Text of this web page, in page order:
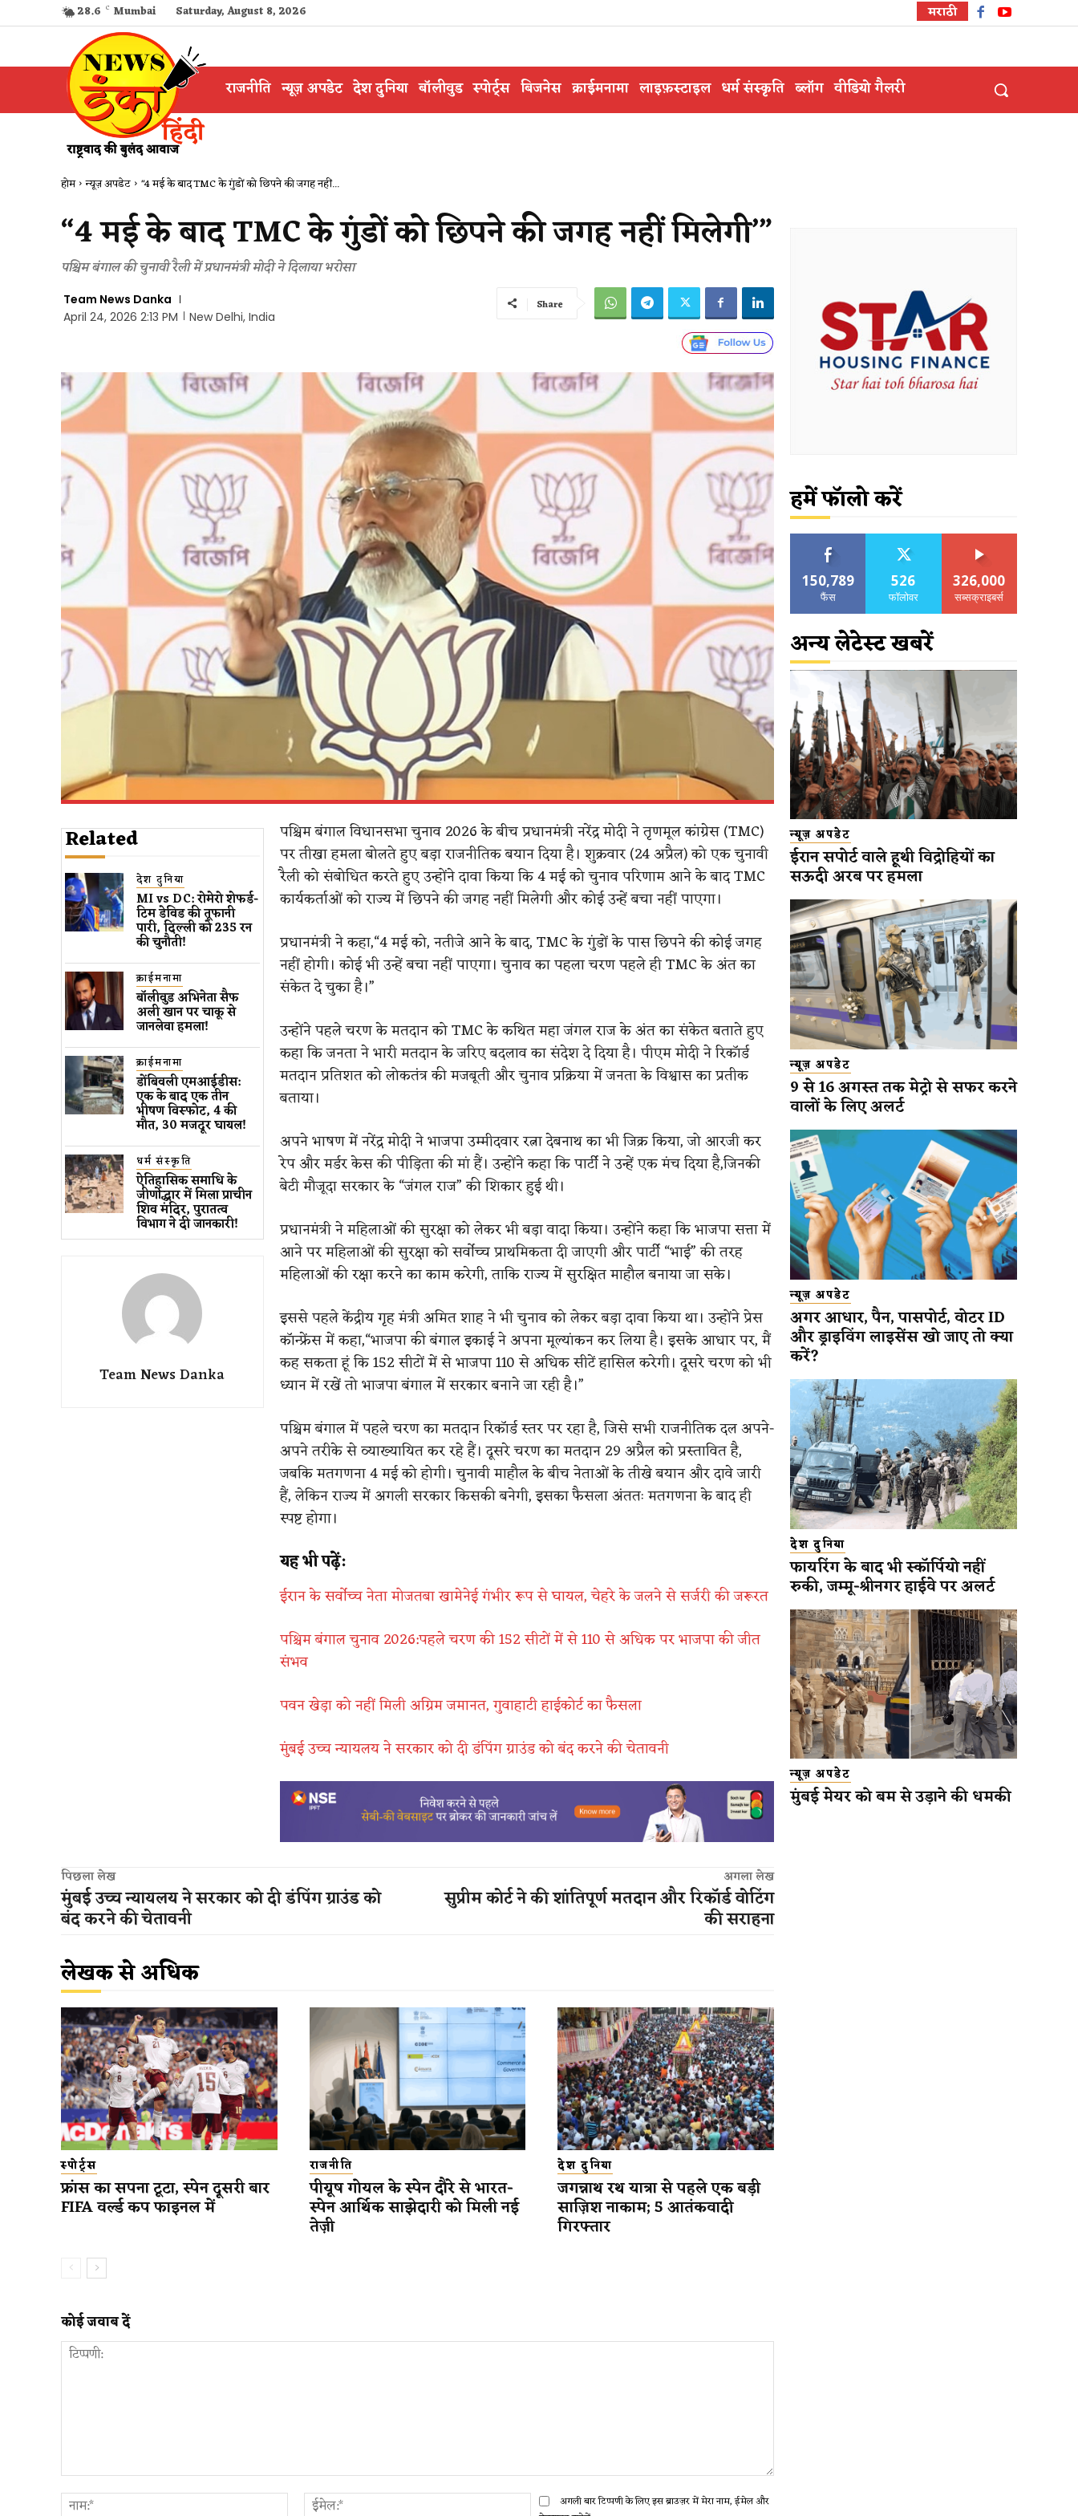
28.6 C Mumbai Saturday, August 8, 2026 मराठी
राजनीति न्यूज़ अपडेट देश दुनिया बॉलीवुड स्पोर्ट्स बिजनेस क्राईमनामा लाइफ़स्टाइल धर्म संस्कृति ब्लॉग वीडियो गैलरी
होम न्यूज़ अपडेट "4 मई के बाद TMC के गुंडों को छिपने की जगह नहीं...
“4 मई के बाद TMC के गुंडों को छिपने की जगह नहीं मिलेगी’”
पश्चिम बंगाल की चुनावी रैली में प्रधानमंत्री मोदी ने दिलाया भरोसा
Team News Danka
April 24, 2026 2:13 PM
New Delhi, India
Share
Related
देश दुनिया
MI vs DC: रोमेरो शेफर्ड-
टिम डेविड की तूफानी
पारी, दिल्ली को 235 रन
की चुनौती!
क्राईमनामा
बॉलीवुड​ अभिनेता सैफ
अली खान पर चाकू से ​
जानलेवा हमला​!
क्राईमनामा
डोंबिवली एमआईडीस:
एक के बाद एक तीन
भीषण विस्फोट, 4 की
मौत, 30 मजदूर घायल!
धर्म संस्कृति
ऐतिहासिक समाधि के
जीर्णोद्धार में मिला प्राचीन
शिव मंदिर, पुरातत्व
विभाग ने दी जानकारी!
Team News Danka
पश्चिम बंगाल विधानसभा चुनाव 2026 के बीच प्रधानमंत्री नरेंद्र मोदी ने तृणमूल कांग्रेस (TMC)
पर तीखा हमला बोलते हुए बड़ा राजनीतिक बयान दिया है। शुक्रवार (24 अप्रैल) को एक चुनावी
रैली को संबोधित करते हुए उन्होंने दावा किया कि 4 मई को चुनाव परिणाम आने के बाद TMC
कार्यकर्ताओं को राज्य में छिपने की जगह नहीं मिलेगी और कोई उन्हें बचा नहीं पाएगा।
प्रधानमंत्री ने कहा,“4 मई को, नतीजे आने के बाद, TMC के गुंडों के पास छिपने की कोई जगह
नहीं होगी। कोई भी उन्हें बचा नहीं पाएगा। चुनाव का पहला चरण पहले ही TMC के अंत का
संकेत दे चुका है।”
उन्होंने पहले चरण के मतदान को TMC के कथित महा जंगल राज के अंत का संकेत बताते हुए
कहा कि जनता ने भारी मतदान के जरिए बदलाव का संदेश दे दिया है। पीएम मोदी ने रिकॉर्ड
मतदान प्रतिशत को लोकतंत्र की मजबूती और चुनाव प्रक्रिया में जनता के विश्वास का प्रतीक
बताया।
अपने भाषण में नरेंद्र मोदी ने भाजपा उम्मीदवार रत्ना देबनाथ का भी जिक्र किया, जो आरजी कर
रेप और मर्डर केस की पीड़िता की मां हैं। उन्होंने कहा कि पार्टी ने उन्हें एक मंच दिया है,जिनकी
बेटी मौजूदा सरकार के “जंगल राज” की शिकार हुई थी।
प्रधानमंत्री ने महिलाओं की सुरक्षा को लेकर भी बड़ा वादा किया। उन्होंने कहा कि भाजपा सत्ता में
आने पर महिलाओं की सुरक्षा को सर्वोच्च प्राथमिकता दी जाएगी और पार्टी “भाई” की तरह
महिलाओं की रक्षा करने का काम करेगी, ताकि राज्य में सुरक्षित माहौल बनाया जा सके।
इससे पहले केंद्रीय गृह मंत्री अमित शाह ने भी चुनाव को लेकर बड़ा दावा किया था। उन्होंने प्रेस
कॉन्फ्रेंस में कहा,“भाजपा की बंगाल इकाई ने अपना मूल्यांकन कर लिया है। इसके आधार पर, मैं
कह सकता हूं कि 152 सीटों में से भाजपा 110 से अधिक सीटें हासिल करेगी। दूसरे चरण को भी
ध्यान में रखें तो भाजपा बंगाल में सरकार बनाने जा रही है।”
पश्चिम बंगाल में पहले चरण का मतदान रिकॉर्ड स्तर पर रहा है, जिसे सभी राजनीतिक दल अपने-
अपने तरीके से व्याख्यायित कर रहे हैं। दूसरे चरण का मतदान 29 अप्रैल को प्रस्तावित है,
जबकि मतगणना 4 मई को होगी। चुनावी माहौल के बीच नेताओं के तीखे बयान और दावे जारी
हैं, लेकिन राज्य में अगली सरकार किसकी बनेगी, इसका फैसला अंततः मतगणना के बाद ही
स्पष्ट होगा।
यह भी पढ़ें:
ईरान के सर्वोच्च नेता मोजतबा खामेनेई गंभीर रूप से घायल, चेहरे के जलने से सर्जरी की जरूरत
पश्चिम बंगाल चुनाव 2026:पहले चरण की 152 सीटों में से 110 से अधिक पर भाजपा की जीत
संभव
पवन खेड़ा को नहीं मिली अग्रिम जमानत, गुवाहाटी हाईकोर्ट का फैसला
मुंबई उच्च न्यायलय ने सरकार को दी डंपिंग ग्राउंड को बंद करने की चेतावनी
पिछला लेख
मुंबई उच्च न्यायलय ने सरकार को दी डंपिंग ग्राउंड को
बंद करने की चेतावनी
अगला लेख
सुप्रीम कोर्ट ने की शांतिपूर्ण मतदान और रिकॉर्ड वोटिंग
की सराहना
लेखक से अधिक
स्पोर्ट्स
फ्रांस का सपना टूटा, स्पेन दूसरी बार
FIFA वर्ल्ड कप फाइनल में
राजनीति
पीयूष गोयल के स्पेन दौरे से भारत-
स्पेन आर्थिक साझेदारी को मिली नई
तेज़ी
देश दुनिया
जगन्नाथ रथ यात्रा से पहले एक बड़ी
साज़िश नाकाम; 5 आतंकवादी
गिरफ्तार
कोई जवाब दें
नाम:*
ईमेल:*अगली बार टिप्पणी के लिए इस ब्राउज़र में मेरा नाम, ईमेल और
हमें फॉलो करें
150,789
फैंस
526
फॉलोवर
326,000
सब्सक्राइबर्स
अन्य लेटेस्ट खबरें
न्यूज़ अपडेट
ईरान सपोर्ट वाले हूथी विद्रोहियों का
सऊदी अरब पर हमला
न्यूज़ अपडेट
9 से 16 अगस्त तक मेट्रो से सफर करने
वालों के लिए अलर्ट
न्यूज़ अपडेट
अगर आधार, पैन, पासपोर्ट, वोटर ID
और ड्राइविंग लाइसेंस खो जाए तो क्या
करें?
देश दुनिया
फायरिंग के बाद भी स्कॉर्पियो नहीं
रुकी, जम्मू-श्रीनगर हाईवे पर अलर्ट
न्यूज़ अपडेट
मुंबई मेयर को बम से उड़ाने की धमकी